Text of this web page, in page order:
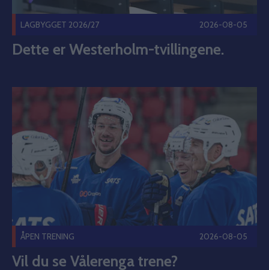
LAGBYGGET 2026/27 2026-08-05
Dette er Westerholm-tvillingene.
ÅPEN TRENING 2026-08-05
Vil du se Vålerenga trene?